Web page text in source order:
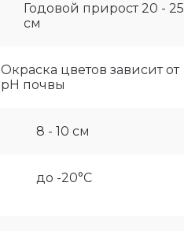
Годовой прирост 20 - 25
см
Окраска цветов зависит от
рН почвы
8 - 10 см
до -20°C